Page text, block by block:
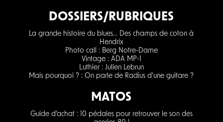
DOSSIERS/RUBRIQUES
La grande histoire du blues... Des champs de coton à
Hendrix
Photo call : Berg Notre-Dame
Vintage : ADA MP-1
Luthier : Julien Lebrun
Mais pourquoi ? : On parle de Radius d'une guitare ?
MATOS
Guide d’achat : 10 pédales pour retrouver le son des